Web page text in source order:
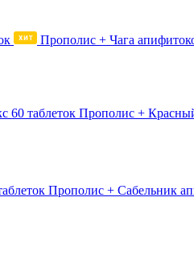
Прополис + Чага
Прополис +
Прополис + Сабельник